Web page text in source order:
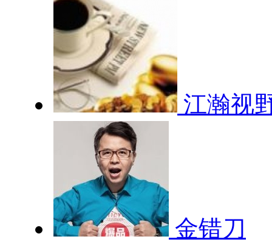
江瀚视
金错刀